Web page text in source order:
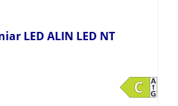
LED ALIN LED NT